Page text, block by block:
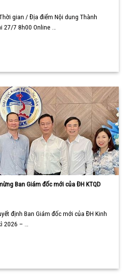
gian / Địa điểm Nội dung Thành
27/7 8h00 Online …
Ban Giám đốc mới của ĐH KTQD
định Ban Giám đốc mới của ĐH Kinh
2026 – …